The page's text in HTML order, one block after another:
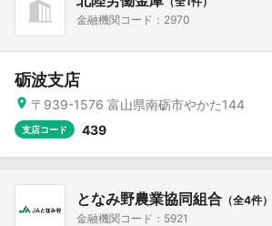
金融機関コード：2970
砺波支店
〒939-1576 富山県南砺市やかた144
支店コード 439
となみ野農業協同組合 （全4件）
金融機関コード：5921